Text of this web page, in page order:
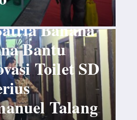
Bahana
Bantu
Toilet SD
Talang